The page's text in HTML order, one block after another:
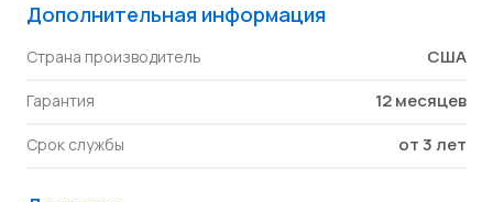
Дополнительная информация
Страна производитель США
Гарантия 12 месяцев
Срок службы от 3 лет